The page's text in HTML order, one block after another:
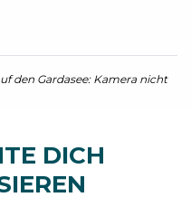
den Gardasee: Kamera nicht
DICH